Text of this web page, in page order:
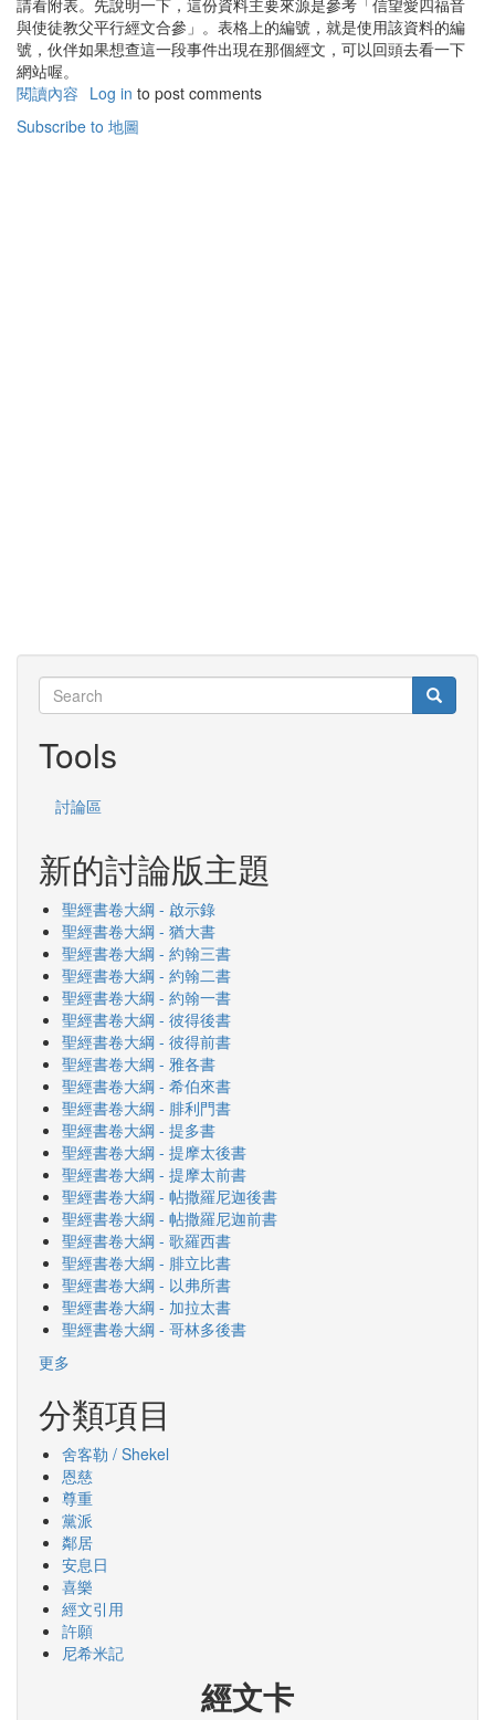
請看附表。先說明一下，這份資料主要來源是參考「信望愛四福音
與使徒教父平行經文合參」。表格上的編號，就是使用該資料的編
號，伙伴如果想查這一段事件出現在那個經文，可以回頭去看一下
網站喔。
閱讀內容 有
耶
Log in to post comments
Subscribe to 地圖
Search
Search Search
Tools
討論區
新的討論版主題
聖經書卷大綱 - 啟示錄
聖經書卷大綱 - 猶大書
聖經書卷大綱 - 約翰三書
聖經書卷大綱 - 約翰二書
聖經書卷大綱 - 約翰一書
聖經書卷大綱 - 彼得後書
聖經書卷大綱 - 彼得前書
聖經書卷大綱 - 雅各書
聖經書卷大綱 - 希伯來書
聖經書卷大綱 - 腓利門書
聖經書卷大綱 - 提多書
聖經書卷大綱 - 提摩太後書
聖經書卷大綱 - 提摩太前書
聖經書卷大綱 - 帖撒羅尼迦後書
聖經書卷大綱 - 帖撒羅尼迦前書
聖經書卷大綱 - 歌羅西書
聖經書卷大綱 - 腓立比書
聖經書卷大綱 - 以弗所書
聖經書卷大綱 - 加拉太書
聖經書卷大綱 - 哥林多後書
更多
分類項目
舍客勒 / Shekel
恩慈
尊重
黨派
鄰居
安息日
喜樂
經文引用
許願
尼希米記
經文卡